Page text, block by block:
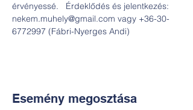
érvényessé.   Érdeklődés és jelentkezés:
nekem.muhely@gmail.com vagy +36-30-
6772997 (Fábri-Nyerges Andi)
Esemény megosztása